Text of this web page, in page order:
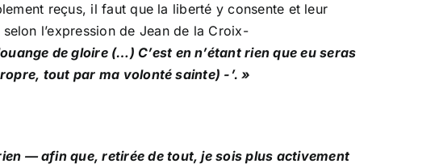
reçus, il faut que la liberté y consente et leur
l’expression de Jean de la Croix-
de gloire (…) C’est en n’étant rien que eu seras
tout par ma volonté sainte) -’. »
— afin que, retirée de tout, je sois plus activement